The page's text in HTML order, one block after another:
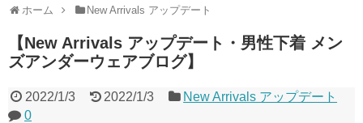
ホーム New Arrivals アップデート
【New Arrivals アップデート・男性下着 メン
ズアンダーウェアブログ】
2022/1/3 2022/1/3
New Arrivals アップデート
0